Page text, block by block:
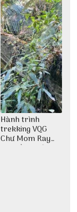
Hành trình
trekking VQG
Chư Mom Ray
tìm về núi rừng